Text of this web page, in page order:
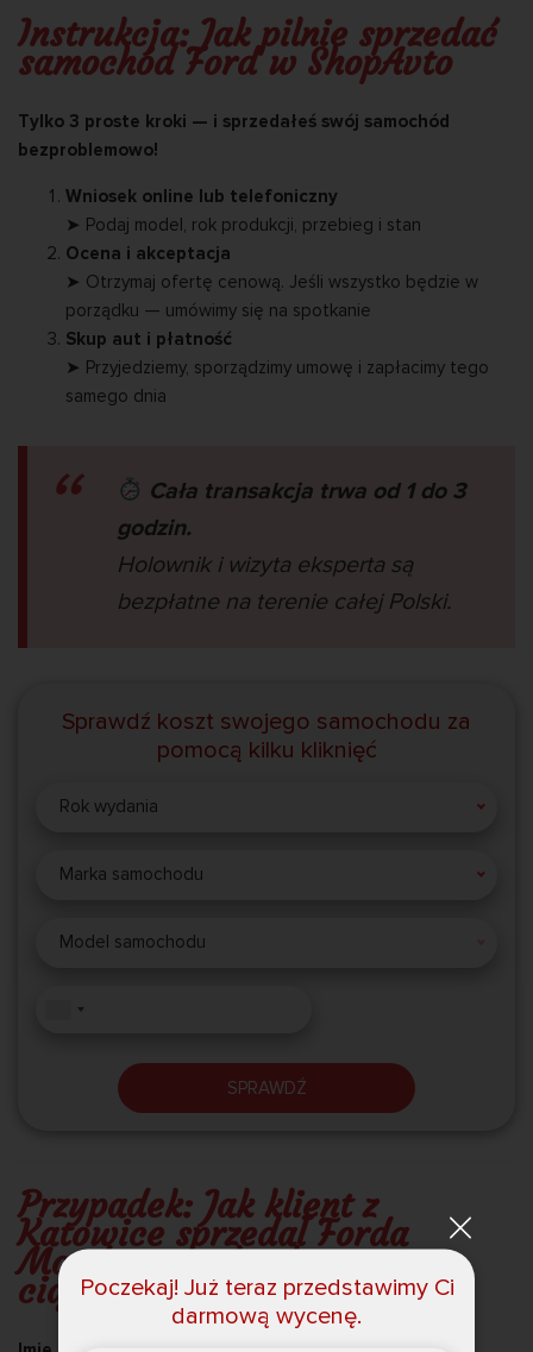
Instrukcja: Jak pilnie sprzedać
samochód Ford w ShopAvto
Tylko 3 proste kroki — i sprzedałeś swój samochód
bezproblemowo!
Wniosek online lub telefoniczny
➤ Podaj model, rok produkcji, przebieg i stan
Ocena i akceptacja
➤ Otrzymaj ofertę cenową. Jeśli wszystko będzie w
porządku — umówimy się na spotkanie
Skup aut i płatność
➤ Przyjedziemy, sporządzimy umowę i zapłacimy tego
samego dnia
Cała transakcja trwa od 1 do 3
godzin.
Holownik i wizyta eksperta są
bezpłatne na terenie całej Polski.
Sprawdź koszt swojego samochodu za
pomocą kilku kliknięć
Rok wydania
Marka samochodu
Model samochodu
SPRAWDŹ
Przypadek: Jak klient z
Katowice sprzedał Forda
Mondeo w celu skup aut w
ciągu 2 godzin
Poczekaj! Już teraz przedstawimy Ci
darmową wycenę.